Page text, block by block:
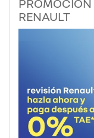
PROMOCIÓN
RENAULT